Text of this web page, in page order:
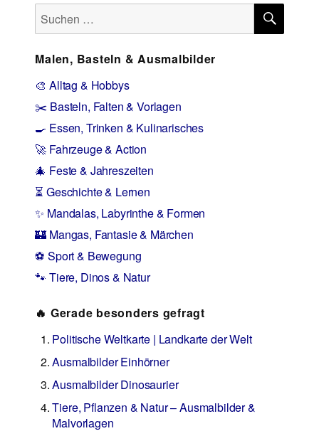
Suchen
nach:
Malen, Basteln & Ausmalbilder
🎨 Alltag & Hobbys
✂️ Basteln, Falten & Vorlagen
🍳 Essen, Trinken & Kulinarisches
🚀 Fahrzeuge & Action
🎄 Feste & Jahreszeiten
⏳ Geschichte & Lernen
✨ Mandalas, Labyrinthe & Formen
🏰 Mangas, Fantasie & Märchen
⚽ Sport & Bewegung
🐾 Tiere, Dinos & Natur
🔥 Gerade besonders gefragt
Politische Weltkarte | Landkarte der Welt
Ausmalbilder Einhörner
Ausmalbilder Dinosaurier
Tiere, Pflanzen & Natur – Ausmalbilder &
Malvorlagen